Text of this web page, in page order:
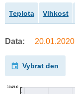
Teplota Vlhkost
Data: 20.01.2020
Vybrat den